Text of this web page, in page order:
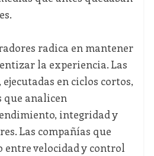
radica en mantener
la experiencia. Las
en ciclos cortos,
que analicen
integridad y
Las compañías que
velocidad y control